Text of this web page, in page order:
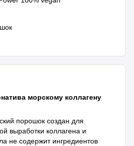
морскому коллагену
порошок создан для
выработки коллагена и
не содержит ингредиентов